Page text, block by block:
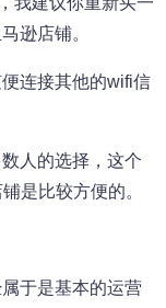
逊店铺。
连接其他的wifi信
人的选择，这个
是比较方便的。
于是基本的运营